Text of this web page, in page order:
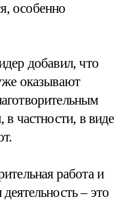
особенно
добавил, что
оказывают
в частности, в виде
работа и
– это